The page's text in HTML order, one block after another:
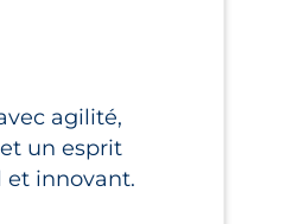
agilité,
un esprit
innovant.